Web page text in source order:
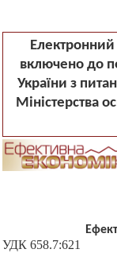
включено до
України з
Міністерства
УДК 658.7:621